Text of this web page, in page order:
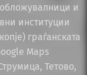
и
институции
граѓанската
Maps
Тетово,